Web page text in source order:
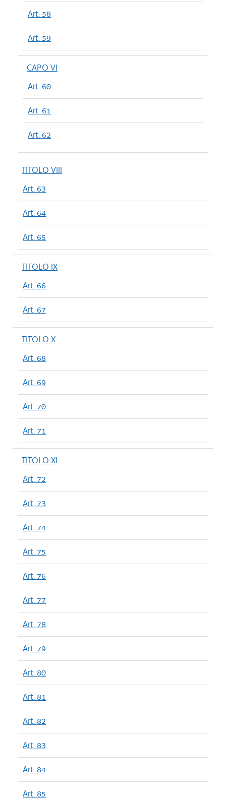
Art. 58
Art. 59
CAPO VI
Art. 60
Art. 61
Art. 62
TITOLO VIII
Art. 63
Art. 64
Art. 65
TITOLO IX
Art. 66
Art. 67
TITOLO X
Art. 68
Art. 69
Art. 70
Art. 71
TITOLO XI
Art. 72
Art. 73
Art. 74
Art. 75
Art. 76
Art. 77
Art. 78
Art. 79
Art. 80
Art. 81
Art. 82
Art. 83
Art. 84
Art. 85